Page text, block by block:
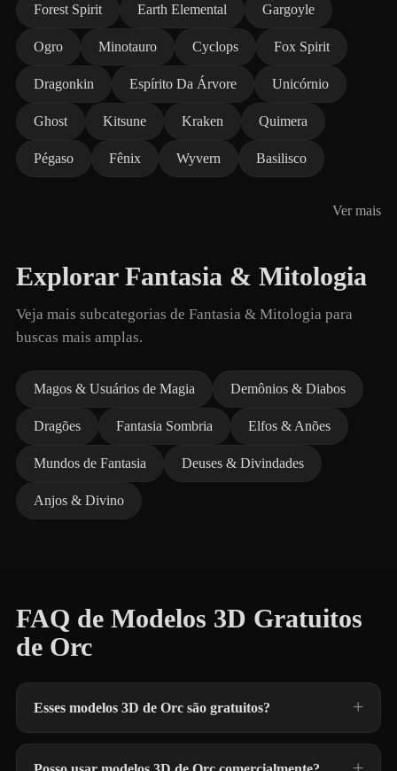
Forest Spirit Earth Elemental Gargoyle
Ogro Minotauro Cyclops Fox Spirit
Dragonkin Espírito Da Árvore Unicórnio
Ghost Kitsune Kraken Quimera
Pégaso Fênix Wyvern Basilisco
Ver mais
Explorar Fantasia & Mitologia
Veja mais subcategorias de Fantasia & Mitologia para
buscas mais amplas.
Magos & Usuários de Magia Demônios & Diabos
Dragões Fantasia Sombria Elfos & Anões
Mundos de Fantasia Deuses & Divindades
Anjos & Divino
FAQ de Modelos 3D Gratuitos
de Orc
Esses modelos 3D de Orc são gratuitos?